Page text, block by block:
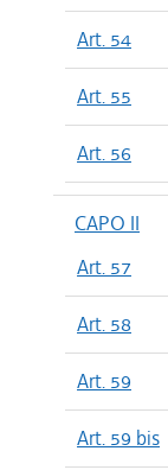
Art. 54
Art. 55
Art. 56
CAPO II
Art. 57
Art. 58
Art. 59
Art. 59 bis